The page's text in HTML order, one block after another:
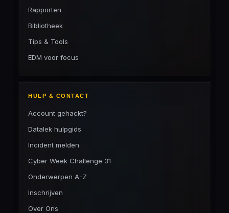
Rapporten
Bibliotheek
Tips & Tools
EDM voor focus
HULP & CONTACT
Account gehackt?
Datalek hulpgids
Incident melden
Cyber Week Challenge 31
Onderwerpen A-Z
Inschrijven
Over Ons